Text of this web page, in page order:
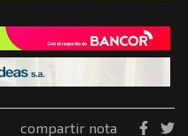
compartir nota